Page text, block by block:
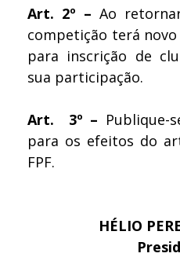
Art. 2º – Ao
competição terá
para inscrição de
sua participação.
Art. 3º – Publique-
para os efeitos do
FPF.
HÉLIO